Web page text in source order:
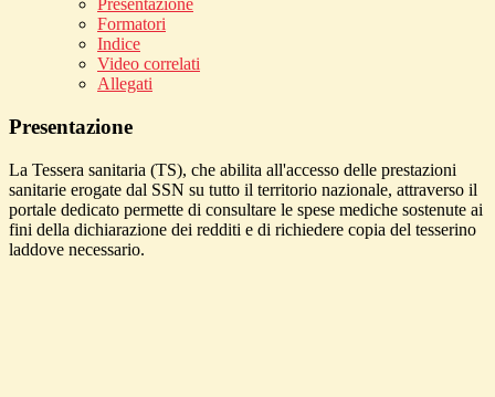
Presentazione
Formatori
Indice
Video correlati
Allegati
Presentazione
La Tessera sanitaria (TS), che abilita all'accesso delle prestazioni
sanitarie erogate dal SSN su tutto il territorio nazionale, attraverso il
portale dedicato permette di consultare le spese mediche sostenute ai
fini della dichiarazione dei redditi e di richiedere copia del tesserino
laddove necessario.